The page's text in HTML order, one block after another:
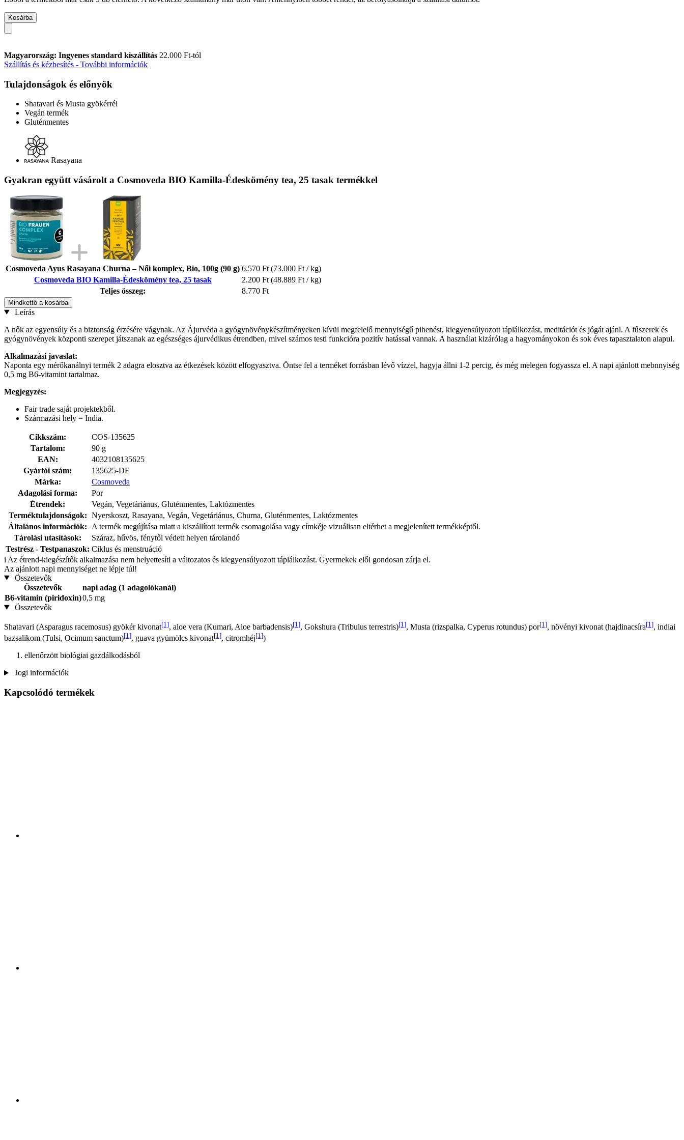
Kosárba
Magyarország: Ingyenes standard kiszállítás 22.000 Ft-tól
Szállítás és kézbesítés - További információk
Tulajdonságok és előnyök
Shatavari és Musta gyökérrél
Vegán termék
Gluténmentes
Rasayana
Gyakran együtt vásárolt a Cosmoveda BIO Kamilla-Édeskömény tea, 25 tasak termékkel
Cosmoveda Ayus Rasayana Churna – Női komplex, Bio, 100g (90 g) 6.570 Ft (73.000 Ft / kg)
Cosmoveda BIO Kamilla-Édeskömény tea, 25 tasak
2.200 Ft (48.889 Ft / kg)
Teljes összeg:
8.770 Ft
Mindkettő a kosárba
Leírás
A nők az egyensúly és a biztonság érzésére vágynak. Az Ájurvéda a gyógynövénykészítményeken kívül megfelelő mennyiségű pihenést, kiegyensúlyozott táplálkozást, meditációt és jógát ajánl. A fűszerek és
gyógynövények központi szerepet játszanak az egészséges ájurvédikus étrendben, mivel számos testi funkcióra pozitív hatással vannak. A használat kizárólag a hagyományokon és sok éves tapasztalaton alapul.
Alkalmazási javaslat:
Naponta egy mérőkanálnyi termék 2 adagra elosztva az étkezések között elfogyasztva. Öntse fel a terméket forrásban lévő vízzel, hagyja állni 1-2 percig, és még melegen fogyassza el. A napi ajánlott mebnnyiség
0,5 mg B6-vitamint tartalmaz.
Megjegyzés:
Fair trade saját projektekből.
Származási hely = India.
Cikkszám:
COS-135625
Tartalom:
90 g
EAN:
4032108135625
Gyártói szám:
135625-DE
Márka:
Cosmoveda
Adagolási forma:
Por
Étrendek:
Vegán, Vegetáriánus, Gluténmentes, Laktózmentes
Terméktulajdonságok: Nyerskoszt, Rasayana, Vegán, Vegetáriánus, Churna, Gluténmentes, Laktózmentes
Általános információk:
A termék megújítása miatt a kiszállított termék csomagolása vagy címkéje vizuálisan eltérhet a megjelenített termékképtől.
Tárolási utasítások:
Száraz, hűvös, fénytől védett helyen tárolandó
Testrész - Testpanaszok: Ciklus és menstruáció
i Az étrend-kiegészítők alkalmazása nem helyettesíti a változatos és kiegyensúlyozott táplálkozást. Gyermekek elől gondosan zárja el.
Az ajánlott napi mennyiséget ne lépje túl!
Összetevők
Összetevők
napi adag (1 adagolókanál)
B6-vitamin (piridoxin)0,5 mg
Összetevők
Shatavari (Asparagus racemosus) gyökér kivonat[1], aloe vera (Kumari, Aloe barbadensis)[1], Gokshura (Tribulus terrestris)[1], Musta (rizspalka, Cyperus rotundus) por[1], növényi kivonat (hajdinacsíra[1], indiai
bazsalikom (Tulsi, Ocimum sanctum)[1], guava gyümölcs kivonat[1], citromhéj[1])
ellenőrzött biológiai gazdálkodásból
Jogi információk
Kapcsolódó termékek